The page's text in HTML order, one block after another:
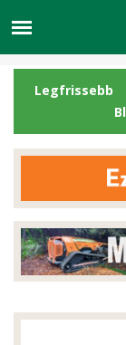
Legfrissebb